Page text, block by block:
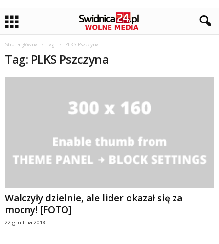
Strona główna Tagi PLKS Pszczyna
Tag: PLKS Pszczyna
Walczyły dzielnie, ale lider okazał się za
mocny! [FOTO]
22 grudnia 2018